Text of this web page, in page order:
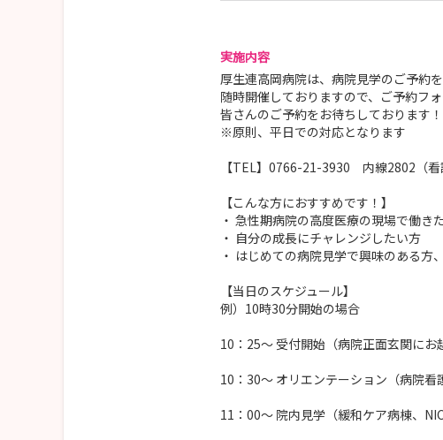
実施内容
厚生連高岡病院は、病院見学のご予約を
随時開催しておりますので、ご予約フ
皆さんのご予約をお待ちしております！
※原則、平日での対応となります
【TEL】0766-21-3930 内線2802（看
【こんな方におすすめです！】
・ 急性期病院の高度医療の現場で働き
・ 自分の成長にチャレンジしたい方
・ はじめての病院見学で興味のある方
【当日のスケジュール】
例）10時30分開始の場合
10：25～ 受付開始（病院正面玄関にお
10：30～ オリエンテーション（病院看
11：00～ 院内見学（緩和ケア病棟、